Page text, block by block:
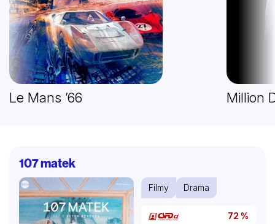
Le Mans ’66 Million
107 matek
Filmy Drama
72 %